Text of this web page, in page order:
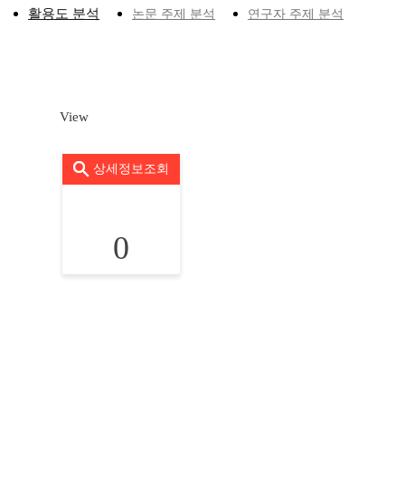
활용도 분석 논문 주제 분석 연구자 주제 분석
View
상세정보조회
0